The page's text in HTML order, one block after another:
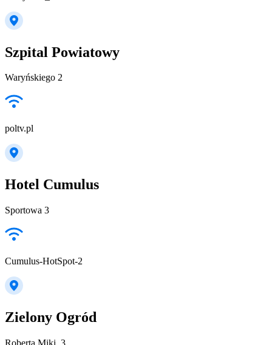
Szpital Powiatowy
Waryńskiego 2
poltv.pl
Hotel Cumulus
Sportowa 3
Cumulus-HotSpot-2
Zielony Ogród
Roberta Miki, 3